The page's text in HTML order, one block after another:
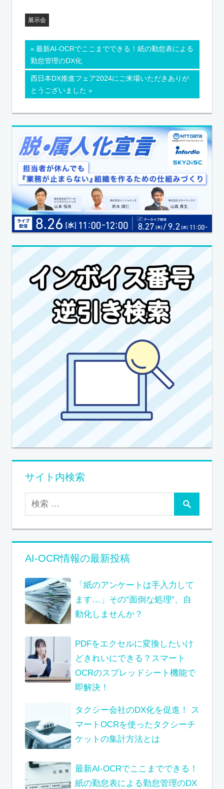
展示会
最新AI-OCRでここまでできる！紙の勤怠表による
勤怠管理のDX化
西日本DX推進フェア2024にご来場いただきありが
とうございました
サイト内検索
AI-OCR情報の最新投稿
「紙のアンケートは手入力して
ます…」その“面倒な処理”、自
動化しませんか？
PDFをエクセルに変換したいけ
どきれいにできる？スマート
OCRのスプレッドシート機能で
即解決！
タクシー会社のDX化を促進！ ス
マートOCRを使ったタクシーチ
ケットの集計方法とは
最新AI-OCRでここまでできる！
紙の勤怠表による勤怠管理のDX